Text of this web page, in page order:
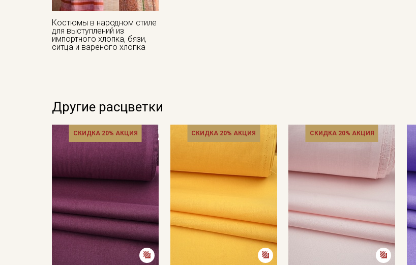
Костюмы в народном стиле
для выступлений из
импортного хлопка, бязи,
ситца и вареного хлопка
Другие расцветки
СКИДКА 20% АКЦИЯ СКИДКА 20% АКЦИЯ СКИДКА 20% АКЦИЯ
Секретная рассылка